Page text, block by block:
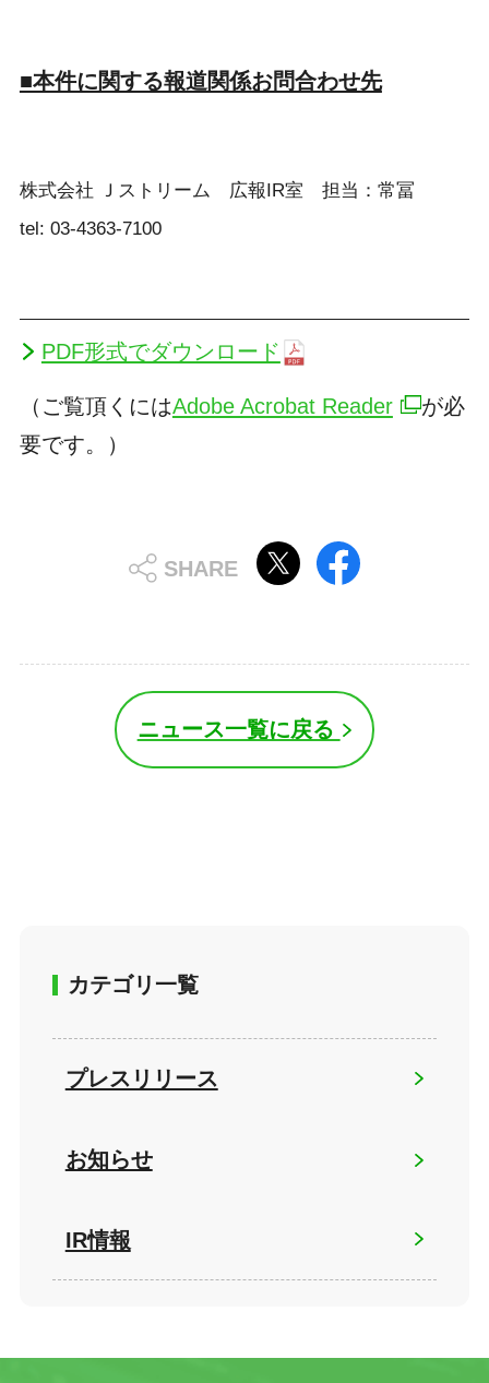
■本件に関する報道関係お問合わせ先
株式会社 Ｊストリーム 広報IR室 担当：常冨
tel: 03-4363-7100
PDF形式でダウンロード
（ご覧頂くにはAdobe Acrobat Reader
が必
要です。）
ニュース一覧に戻る
カテゴリ一覧
プレスリリース
お知らせ
IR情報